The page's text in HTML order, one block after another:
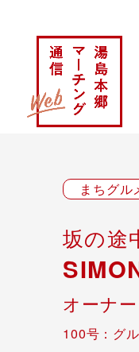
まちグル
坂の途
オーナ
100号：グ